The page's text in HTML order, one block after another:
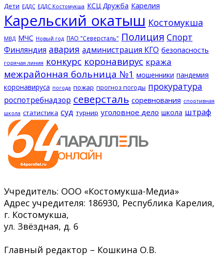
Дети ЕДДС ЕДДС Костомукша КСЦ Дружба Карелия
Карельский окатыш Костомукша
МВД МЧС Новый год ПАО "Северсталь" Полиция Спорт
Финляндия авария администрация КГО безопасность
горячая линия конкурс коронавирус кража
межрайонная больница №1 мошенники пандемия
коронавируса погода пожар прогноз погоды прокуратура
роспотребнадзор северсталь соревнования спортивная
школа статистика суд турнир уголовное дело школа штраф
Учредитель: ООО «Костомукша-Медиа»
Адрес учредителя: 186930, Республика Карелия,
г. Костомукша,
ул. Звёздная, д. 6
Главный редактор – Кошкина О.В.